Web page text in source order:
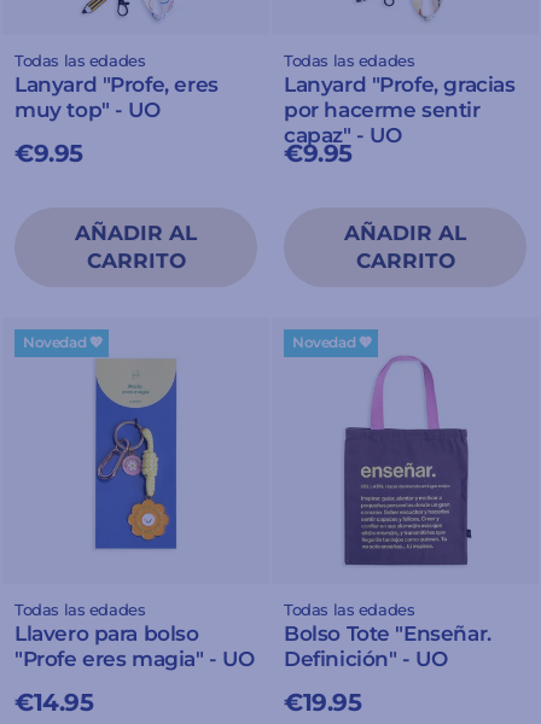
Todas las edades
Lanyard "Profe, eres
muy top" - UO
€9.95
Todas las edades
Lanyard "Profe, gracias
por hacerme sentir
capaz" - UO
€9.95
Novedad 💖
Todas las edades
Llavero para bolso
"Profe eres magia" - UO
€14.95
Novedad 💖
Todas las edades
Bolso Tote "Enseñar.
Definición" - UO
€19.95